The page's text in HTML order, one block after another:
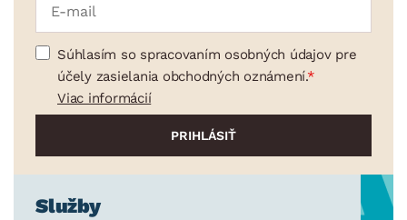
Súhlasím so spracovaním osobných údajov pre
účely zasielania obchodných oznámení.
Viac informácií
Služby